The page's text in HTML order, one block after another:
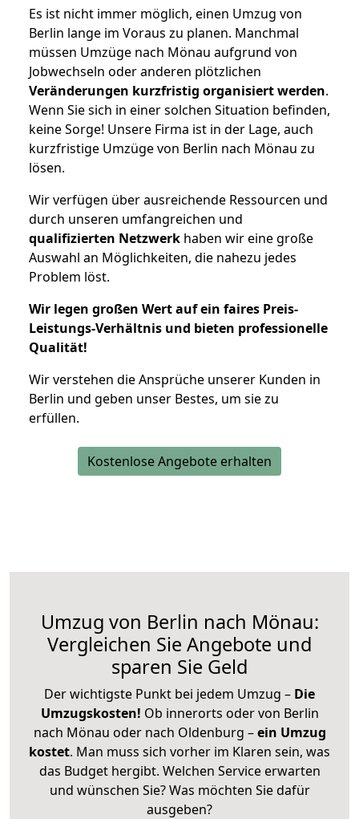
Es ist nicht immer möglich, einen Umzug von
Berlin lange im Voraus zu planen. Manchmal
müssen Umzüge nach Mönau aufgrund von
Jobwechseln oder anderen plötzlichen
Veränderungen kurzfristig organisiert werden.
Wenn Sie sich in einer solchen Situation befinden,
keine Sorge! Unsere Firma ist in der Lage, auch
kurzfristige Umzüge von Berlin nach Mönau zu
lösen.
Wir verfügen über ausreichende Ressourcen und
durch unseren umfangreichen und
qualifizierten Netzwerk haben wir eine große
Auswahl an Möglichkeiten, die nahezu jedes
Problem löst.
Wir legen großen Wert auf ein faires Preis-
Leistungs-Verhältnis und bieten professionelle
Qualität!
Wir verstehen die Ansprüche unserer Kunden in
Berlin und geben unser Bestes, um sie zu
erfüllen.
Kostenlose Angebote erhalten
Umzug von Berlin nach Mönau:
Vergleichen Sie Angebote und
sparen Sie Geld
Der wichtigste Punkt bei jedem Umzug – Die
Umzugskosten! Ob innerorts oder von Berlin
nach Mönau oder nach Oldenburg –ein Umzug
kostet. Man muss sich vorher im Klaren sein, was
das Budget hergibt. Welchen Service erwarten
und wünschen Sie? Was möchten Sie dafür
ausgeben?